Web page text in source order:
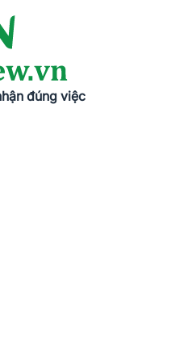
đúng việc